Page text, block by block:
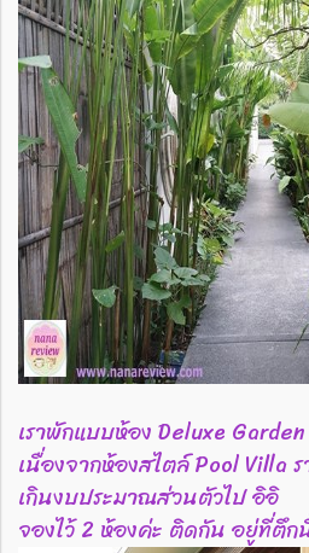
เราพักแบบห้อง Deluxe
เนื่องจากห้องสไตล์ Pool Villa
เกินงบประมาณส่วนตัวไป อิอิ
จองไว้ 2 ห้องค่ะ ติดกัน อยู่ที่ตึก